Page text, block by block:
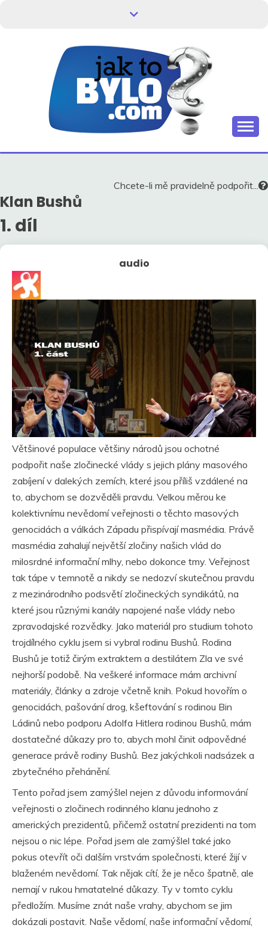
HISTORIE V
SOUVISLOSTECH
Chcete-li mě pravidelně podpořit...
Klan Bushů
1. díl
audio
Většinové populace většiny národů jsou ochotné
podpořit naše zločinecké vlády s jejich plány masového
zabíjení v dalekých zemích, které jsou příliš vzdálené na
to, abychom se dozvěděli pravdu. Velkou měrou ke
kolektivnímu nevědomí veřejnosti o těchto masových
genocidách a válkách Západu přispívají masmédia. Právě
masmédia zahalují největší zločiny našich vlád do
milosrdné informační mlhy, nebo dokonce tmy. Veřejnost
tak tápe v temnotě a nikdy se nedozví skutečnou pravdu
z mezinárodního podsvětí zločineckých syndikátů, na
které jsou různými kanály napojené naše vlády nebo
zpravodajské rozvědky. Jako materiál pro studium tohoto
trojdílného cyklu jsem si vybral rodinu Bushů. Rodina
Bushů je totiž čirým extraktem a destilátem Zla ve své
nejhorší podobě. Na veškeré informace mám archivní
materiály, články a zdroje včetně knih. Pokud hovořím o
genocidách, pašování drog, kšeftování s rodinou Bin
Ládinů nebo podporu Adolfa Hitlera rodinou Bushů, mám
dostatečné důkazy pro to, abych mohl činit odpovědné
generace právě rodiny Bushů. Bez jakýchkoli nadsázek a
zbytečného přehánění.
Tento pořad jsem zamýšlel nejen z důvodu informování
veřejnosti o zločinech rodinného klanu jednoho z
amerických prezidentů, přičemž ostatní prezidenti na tom
nejsou o nic lépe. Pořad jsem ale zamýšlel také jako
pokus otevřít oči dalším vrstvám společnosti, které žijí v
blaženém nevědomí. Tak nějak cítí, že je něco špatně, ale
nemají v rukou hmatatelné důkazy. Ty v tomto cyklu
předložím. Musíme znát naše vrahy, abychom se jim
dokázali postavit. Naše vědomí, naše informační vědomí,